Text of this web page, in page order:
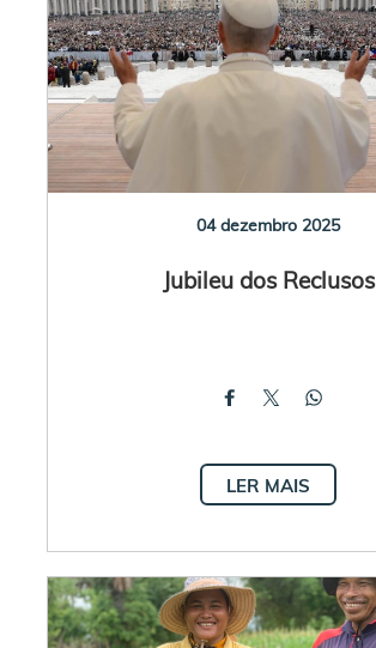
04 dezembro 2025
Jubileu dos Reclusos
LER MAIS